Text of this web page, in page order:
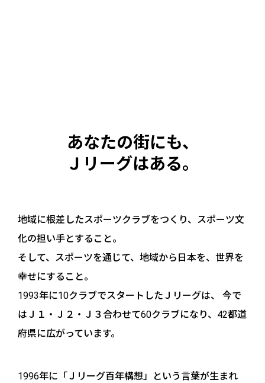
あなたの街にも、
Ｊリーグはある。
地域に根差したスポーツクラブをつくり、スポーツ文
化の担い手とすること。
そして、スポーツを通じて、地域から日本を、世界を
幸せにすること。
1993年に10クラブでスタートしたＪリーグは、
今で
はＪ１・Ｊ２・Ｊ３合わせて60クラブになり、42都道
府県に広がっています。
1996年に「Ｊリーグ百年構想」という言葉が生まれ